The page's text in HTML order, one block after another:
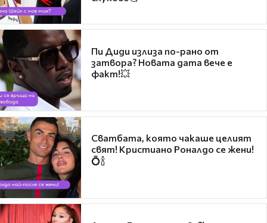
Пи Диди излиза по-рано от
затвора? Новата дата вече е
факт!💥
Сватбата, която чакаше целият
свят! Кристиано Роналдо се жени!
💍🍾